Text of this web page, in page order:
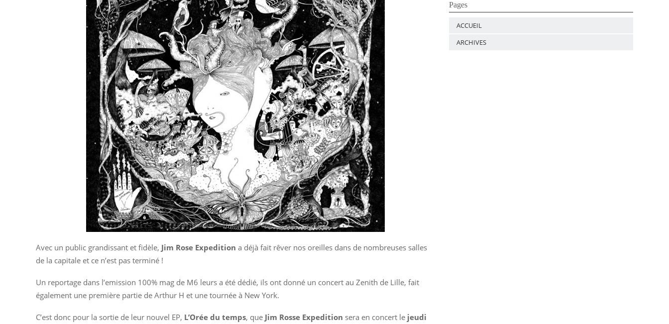
Avec un public grandissant et fidèle, Jim Rose Expedition a déjà fait rêver nos oreilles dans de nombreuses salles
de la capitale et ce n’est pas terminé !
Un reportage dans l’emission 100% mag de M6 leurs a été dédié, ils ont donné un concert au Zenith de Lille, fait
également une première partie de Arthur H et une tournée à New York.
C’est donc pour la sortie de leur nouvel EP, L’Orée du temps, que Jim Rosse Expedition sera en concert le jeudi
Pages
ACCUEIL
ARCHIVES